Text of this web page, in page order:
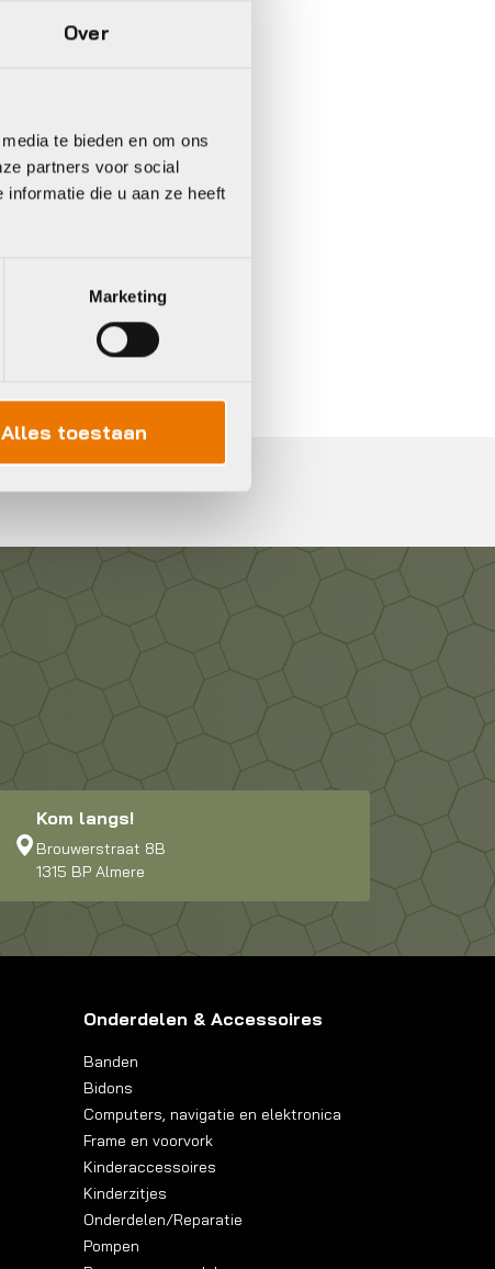
Over
te bieden en om ons
partners voor social
die u aan ze heeft
Marketing
Alles toestaan
In 3 keer betalen, 0%
Kom langs!
Brouwerstraat 8B
1315 BP Almere
Onderdelen & Accessoires
Banden
Bidons
Computers, navigatie en elektronica
Frame en voorvork
Kinderaccessoires
Kinderzitjes
Onderdelen/Reparatie
Pompen